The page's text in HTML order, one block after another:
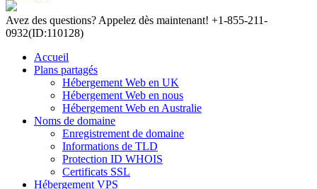
Avez des questions? Appelez dès maintenant! +1-855-211-
0932(ID:110128)
Accueil
Plans partagés
Hébergement Web en UK
Hébergement Web en nous
Hébergement Web en Australie
Noms de domaine
Enregistrement de domaine
Informations de TLD
Protection ID WHOIS
Certificats SSL
Hébergement VPS